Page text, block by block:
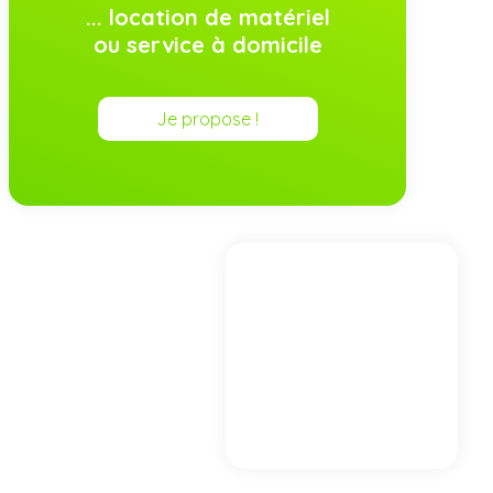
... location de matériel
ou service à domicile
Je propose !